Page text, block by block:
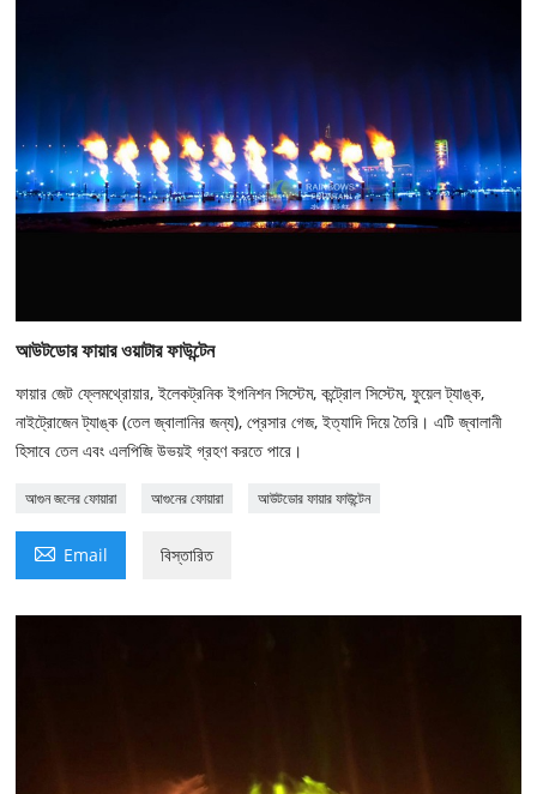
আউটডোর ফায়ার ওয়াটার ফাউন্টেন
ফায়ার জেট ফ্লেমথ্রোয়ার, ইলেকট্রনিক ইগনিশন সিস্টেম, কন্ট্রোল সিস্টেম, ফুয়েল ট্যাঙ্ক,
নাইট্রোজেন ট্যাঙ্ক (তেল জ্বালানির জন্য), প্রেসার গেজ, ইত্যাদি দিয়ে তৈরি। এটি জ্বালানী
হিসাবে তেল এবং এলপিজি উভয়ই গ্রহণ করতে পারে।
আগুন জলের ফোয়ারা আগুনের ফোয়ারা আউটডোর ফায়ার ফাউন্টেন
 Email বিস্তারিত